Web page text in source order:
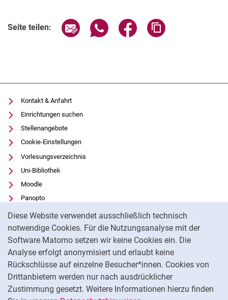
Diese Website verwendet ausschließlich technisch
notwendige Cookies. Für die Nutzungsanalyse mit der
Software Matomo setzen wir keine Cookies ein. Die
Analyse erfolgt anonymisiert und erlaubt keine
Rückschlüsse auf einzelne Besucher*innen. Cookies von
Drittanbietern werden nur nach ausdrücklicher
Zustimmung gesetzt. Weitere Informationen hierzu finden
Seite teilen: Seite über E-Mail teilen
Seite über WhatsApp teilen
Seite über Facebook
Kontakt & Anfahrt
Einrichtungen suchen
Stellenangebote
Cookie-Einstellungen
Vorlesungsverzeichnis
Uni-Bibliothek
Moodle
Panopto
Datenschutz
Barrierefreiheit
Transparenter KI-Einsatz
Impressum
Externer Link: Universität Kassel auf
Facebook(öffnet neues Fenster)
Externer Link: Universität Kassel auf
Instagram (öffnet neues Fenster)